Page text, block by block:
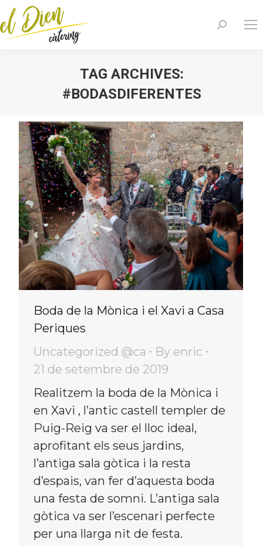
Search:
TAG ARCHIVES:
#BODASDIFERENTES
Boda de la Mònica i el Xavi a Casa
Periques
Uncategorized @ca
By enric
21 de setembre de 2019
Realitzem la boda de la Mònica i
en Xavi , l’antic castell templer de
Puig-Reig va ser el lloc ideal,
aprofitant els seus jardins,
l’antiga sala gòtica i la resta
d’espais, van fer d’aquesta boda
una festa de somni. L’antiga sala
gòtica va ser l’escenari perfecte
per una llarga nit de festa.